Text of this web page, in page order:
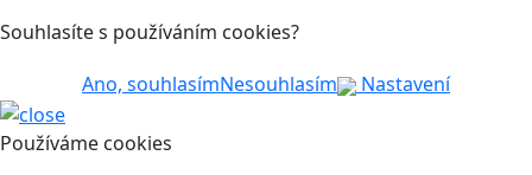
Souhlasíte s používáním cookies?
Ano, souhlasímNesouhlasím Nastavení
Používáme cookies